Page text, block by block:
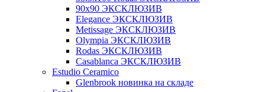
90x90 ЭКСКЛЮЗИВ
Elegance ЭКСКЛЮЗИВ
Metissage ЭКСКЛЮЗИВ
Olympia ЭКСКЛЮЗИВ
Rodas ЭКСКЛЮЗИВ
Сasablanca ЭКСКЛЮЗИВ
Estudio Ceramico
Glenbrook новинка на складе